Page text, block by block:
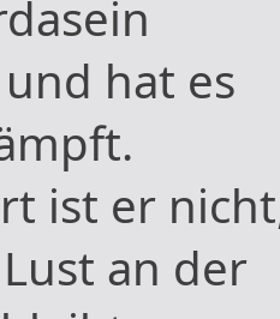
hat es
ist er
an der